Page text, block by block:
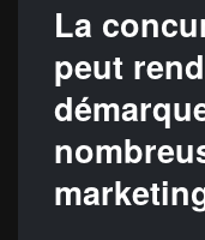
La
peut